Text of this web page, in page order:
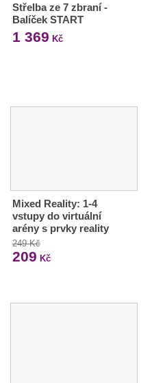
Střelba ze 7 zbraní -
Balíček START
1 369 Kč
Mixed Reality: 1-4
vstupy do virtuální
arény s prvky reality
249 Kč
209 Kč